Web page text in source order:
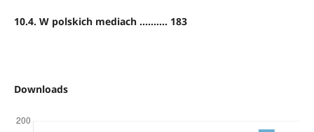
10.4. W polskich mediach .......... 183
Downloads